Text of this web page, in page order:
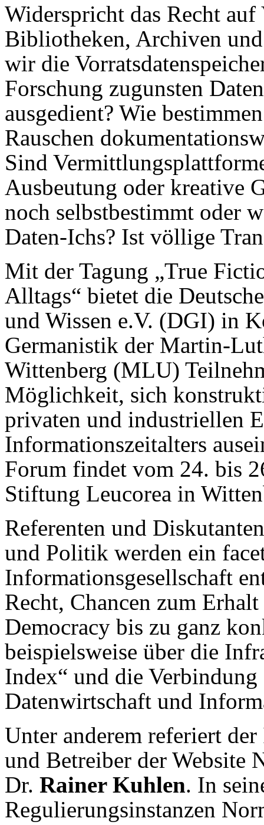
Widerspricht das Recht
Bibliotheken, Archiven
wir die
Forschung zugunsten
ausgedient? Wie
Rauschen
Sind
Ausbeutung oder kreative
noch selbstbestimmt oder
Daten-Ichs? Ist völlige
Mit der Tagung „True
Alltags“ bietet die
und Wissen e.V. (DGI) in
Germanistik der Martin-
Wittenberg (MLU)
Möglichkeit, sich
privaten und industriellen
Informationszeitalters
Forum findet vom 24. bis
Stiftung Leucorea in
Referenten und
und Politik werden ein
Informationsgesellschaft
Recht, Chancen zum
Democracy bis zu ganz
beispielsweise über die
Index“ und die
Datenwirtschaft und
Unter anderem referiert
und Betreiber der
Dr. Rainer Kuhlen. In
Regulierungsinstanzen